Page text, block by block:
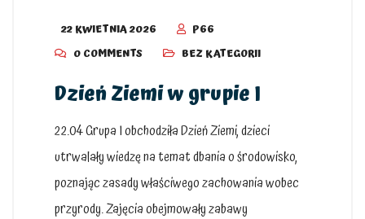
22 KWIETNIA 2026
P66
0 COMMENTS
BEZ KATEGORII
Dzień Ziemi w grupie I
22.04 Grupa I obchodziła Dzień Ziemi, dzieci
utrwalały wiedzę na temat dbania o środowisko,
poznając zasady właściwego zachowania wobec
przyrody. Zajęcia obejmowały zabawy